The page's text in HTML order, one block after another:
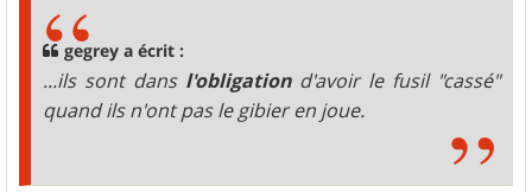
gegrey a écrit :
...ils sont dans l'obligationd'avoir le fusil "cassé"
quand ils n'ont pas le gibier en joue.